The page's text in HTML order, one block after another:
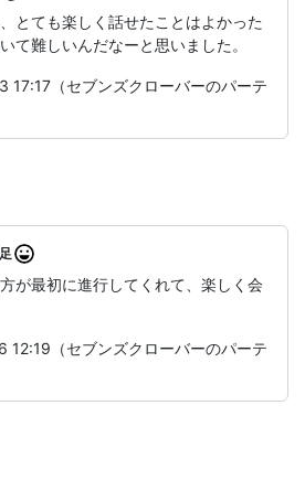
とても楽しく話せたことはよかった
て難しいんだなーと思いました。
17:17（セブンズクローバーのパーテ
が最初に進行してくれて、楽しく会
12:19（セブンズクローバーのパーテ